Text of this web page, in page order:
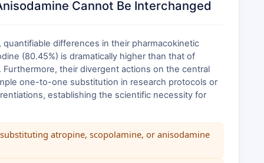
Cannot Be Interchanged
differences in their pharmacokinetic
(80.45%) is dramatically higher than that of
Furthermore, their divergent actions on the central
one-to-one substitution in research protocols or
establishing the scientific necessity for
atropine, scopolamine, or anisodamine